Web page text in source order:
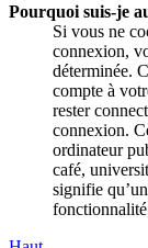
Pourquoi suis-je
Si vous ne
connexion,
déterminée.
compte à
rester
connexion.
ordinateur
café,
signifie